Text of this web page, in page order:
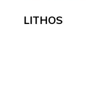
LITHOS